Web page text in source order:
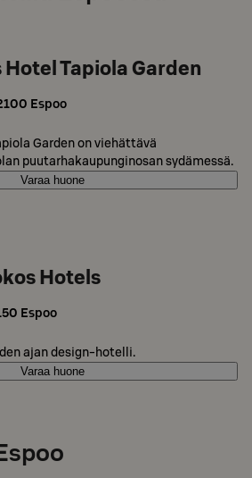
Tapiola Garden
Espoo
Garden on viehättävä
puutarhakaupunginosan sydämessä.
Varaa huone
Hotels
Espoo
ajan design-hotelli.
Varaa huone